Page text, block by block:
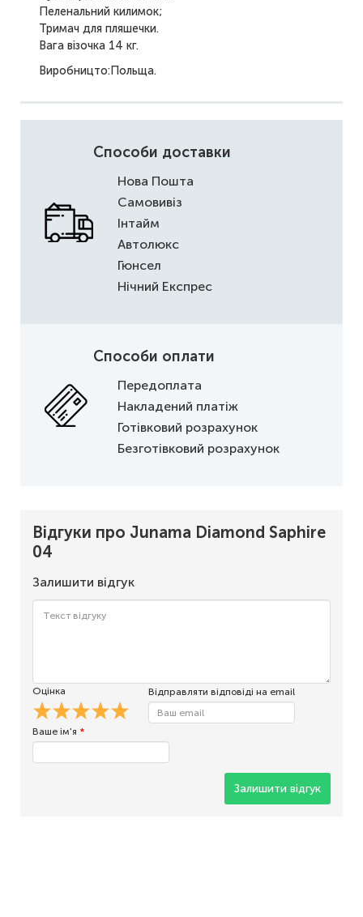
Пеленальний килимок;
Тримач для пляшечки.
Вага візочка 14 кг.
Виробницто:Польща.
Способи доставки
Нова Пошта
Самовивіз
Інтайм
Автолюкс
Гюнсел
Нічний Експрес
Способи оплати
Передоплата
Накладений платіж
Готівковий розрахунок
Безготівковий розрахунок
Відгуки про Junama Diamond Saphire
04
Залишити відгук
Оцінка Відправляти відповіді на email
Ваше ім'я *
Залишити відгук